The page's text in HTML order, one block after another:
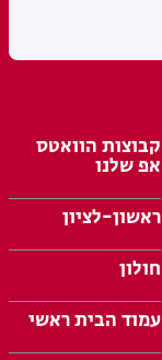
קבוצות הוואטס
אפ שלנו
ראשון-לציון
חולון
עמוד הבית ראשי